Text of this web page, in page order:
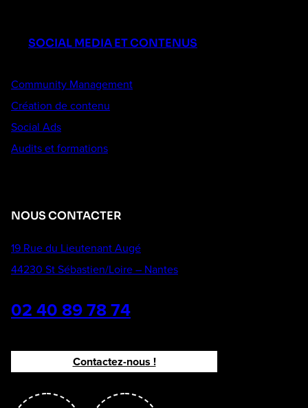
SOCIAL MEDIA ET CONTENUS
Community Management
Création de contenu
Social Ads
Audits et formations
NOUS CONTACTER
19 Rue du Lieutenant Augé
44230 St Sébastien/Loire – Nantes
02 40 89 78 74
Contactez-nous !